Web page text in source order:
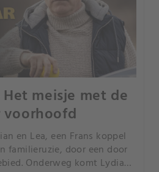
meisje met de
voorhoofd
en Lea, een Frans koppel
familieruzie, door een door
Onderweg komt Lydia